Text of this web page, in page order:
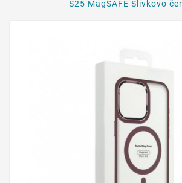
S25 MagSAFE Slivkovo